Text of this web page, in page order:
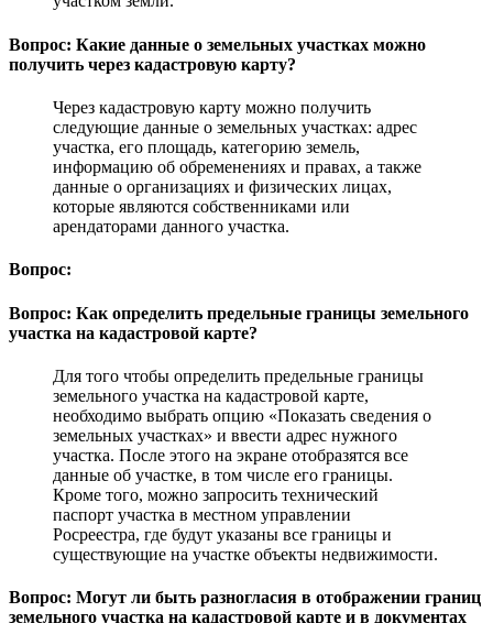
Вопрос: Какие данные о земельных участках можно
получить через кадастровую карту?
Через кадастровую карту можно получить
следующие данные о земельных участках: адрес
участка, его площадь, категорию земель,
информацию об обременениях и правах, а также
данные о организациях и физических лицах,
которые являются собственниками или
арендаторами данного участка.
Вопрос:
Вопрос: Как определить предельные границы земельного
участка на кадастровой карте?
Для того чтобы определить предельные границы
земельного участка на кадастровой карте,
необходимо выбрать опцию «Показать сведения о
земельных участках» и ввести адрес нужного
участка. После этого на экране отобразятся все
данные об участке, в том числе его границы.
Кроме того, можно запросить технический
паспорт участка в местном управлении
Росреестра, где будут указаны все границы и
существующие на участке объекты недвижимости.
Вопрос: Могут ли быть разногласия в отображении границ
земельного участка на кадастровой карте и в документах